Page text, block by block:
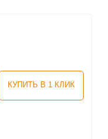
КУПИТЬ В 1 КЛИК